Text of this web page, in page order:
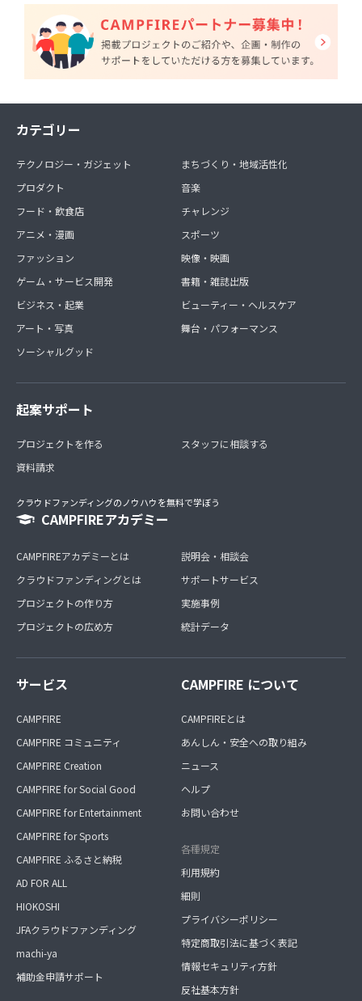
カテゴリー
テクノロジー・ガジェット
プロダクト
フード・飲食店
アニメ・漫画
ファッション
ゲーム・サービス開発
ビジネス・起業
アート・写真
ソーシャルグッド
まちづくり・地域活性化
音楽
チャレンジ
スポーツ
映像・映画
書籍・雑誌出版
ビューティー・ヘルスケア
舞台・パフォーマンス
起案サポート
プロジェクトを作る
資料請求
スタッフに相談する
クラウドファンディングのノウハウを無料で学ぼう
CAMPFIREアカデミー
CAMPFIREアカデミーとは
クラウドファンディングとは
プロジェクトの作り方
プロジェクトの広め方
説明会・相談会
サポートサービス
実施事例
統計データ
サービス
CAMPFIRE
CAMPFIRE コミュニティ
CAMPFIRE Creation
CAMPFIRE for Social Good
CAMPFIRE for Entertainment
CAMPFIRE for Sports
CAMPFIRE ふるさと納税
AD FOR ALL
HIOKOSHI
JFAクラウドファンディング
machi-ya
補助金申請サポート
CAMPFIRE について
CAMPFIREとは
あんしん・安全への取り組み
ニュース
ヘルプ
お問い合わせ
各種規定
利用規約
細則
プライバシーポリシー
特定商取引法に基づく表記
情報セキュリティ方針
反社基本方針